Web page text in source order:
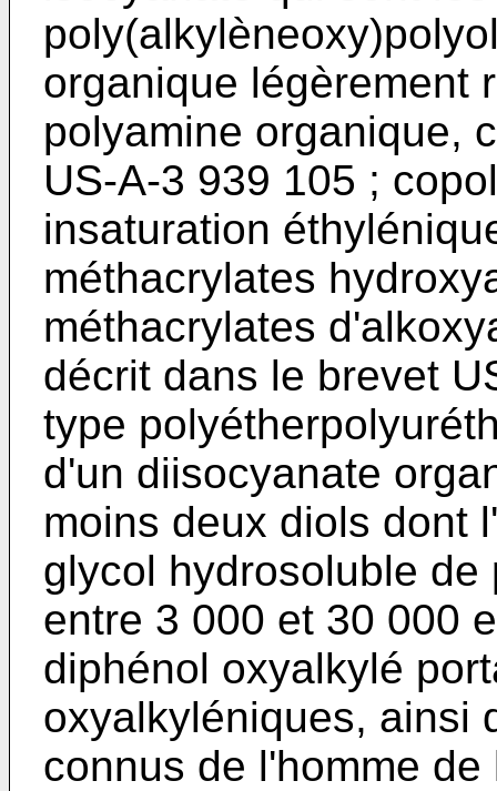
organique légèrement
polyamine organique,
US-A-3 939 105 ;
insaturation
méthacrylates
méthacrylates
décrit dans le brevet
type
d'un diisocyanate
moins deux diols dont
glycol hydroso­luble
entre 3 000 et 30 000
diphénol oxyalkylé
oxyalkyléniques, ainsi
connus de l'homme de